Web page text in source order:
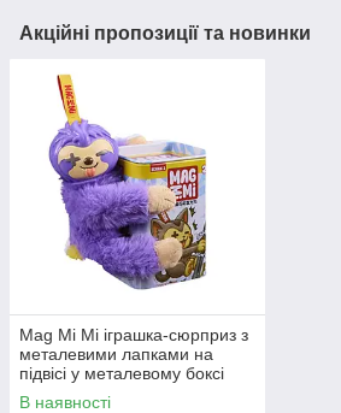
Акційні пропозиції та новинки
Mag Mi Mi іграшка-сюрприз з
металевими лапками на
підвісі у металевому боксі
В наявності